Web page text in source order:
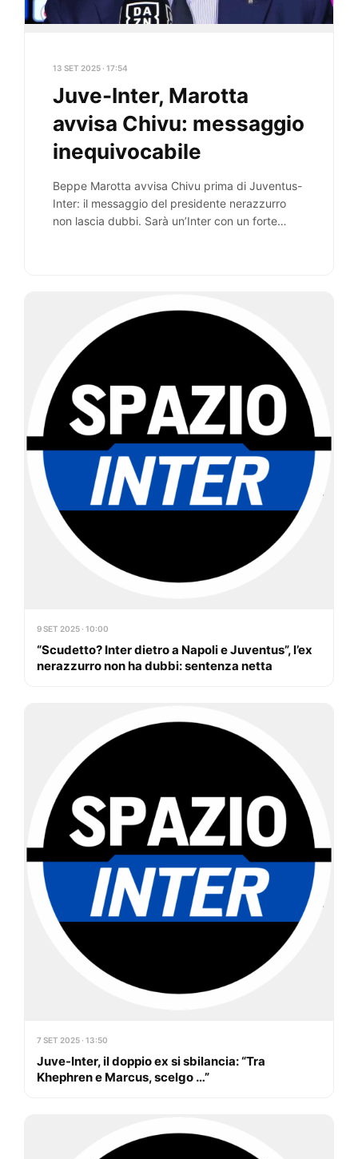
13 SET 2025 · 17:54
Juve-Inter, Marotta
avvisa Chivu: messaggio
inequivocabile
Beppe Marotta avvisa Chivu prima di Juventus-
Inter: il messaggio del presidente nerazzurro
non lascia dubbi. Sarà un’Inter con un forte
9 SET 2025 · 10:00
“Scudetto? Inter dietro a Napoli e Juventus”, l’ex
nerazzurro non ha dubbi: sentenza netta
7 SET 2025 · 13:50
Juve-Inter, il doppio ex si sbilancia: “Tra
Khephren e Marcus, scelgo …”